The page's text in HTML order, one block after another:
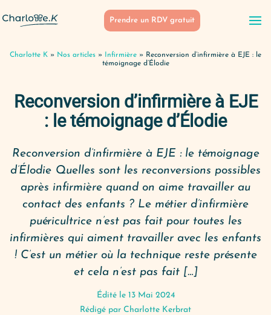
Prendre un RDV gratuit
Charlotte K » Nos articles » Infirmière » Reconversion d’infirmière à EJE : le
témoignage d’Élodie
Reconversion d’infirmière à EJE
: le témoignage d’Élodie
Reconversion d’infirmière à EJE : le témoignage
d’Élodie Quelles sont les reconversions possibles
après infirmière quand on aime travailler au
contact des enfants ? Le métier d’infirmière
puéricultrice n’est pas fait pour toutes les
infirmières qui aiment travailler avec les enfants
! C’est un métier où la technique reste présente
et cela n’est pas fait […]
Édité le 13 Mai 2024
Rédigé par Charlotte Kerbrat